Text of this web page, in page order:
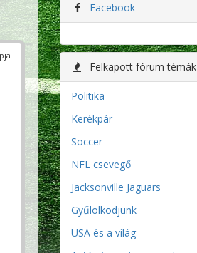
Facebook
Felkapott fórum témák
Politika
Kerékpár
Soccer
NFL csevegő
Jacksonville Jaguars
Gyűlölködjünk
USA és a világ